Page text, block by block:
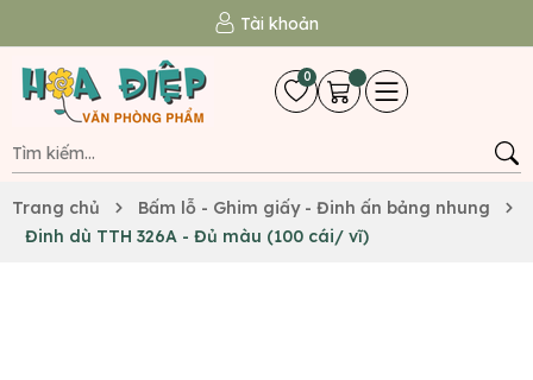
Tài khoản
0
Trang chủ
Bấm lỗ - Ghim giấy - Đinh ấn bảng nhung
Đinh dù TTH 326A - Đủ màu (100 cái/ vĩ)